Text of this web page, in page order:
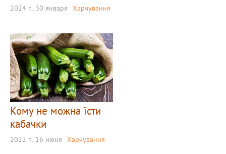
2024 г., 30 января Харчування
Кому не можна їсти
кабачки
2022 г., 16 июня Харчування